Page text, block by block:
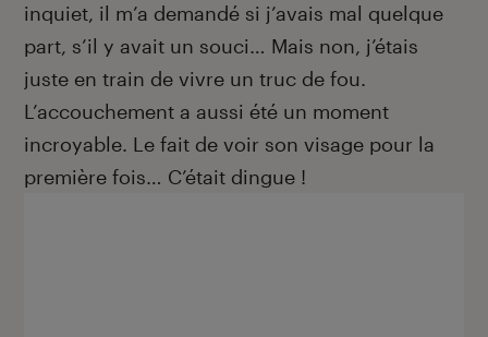
inquiet, il m’a demandé si j’avais mal quelque
part, s’il y avait un souci… Mais non, j’étais
juste en train de vivre un truc de fou.
L’accouchement a aussi été un moment
incroyable. Le fait de voir son visage pour la
première fois… C’était dingue !